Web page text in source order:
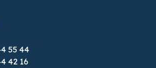
55 44
42 16